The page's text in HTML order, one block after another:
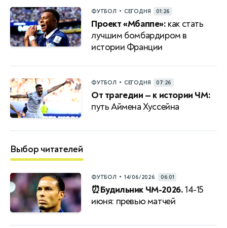
ФУТБОЛ • СЕГОДНЯ 01:26
Проект «Мбаппе»: как стать
лучшим бомбардиром в
истории Франции
ФУТБОЛ • СЕГОДНЯ 07:26
От трагедии — к истории ЧМ:
путь Аймена Хуссейна
Выбор читателей
ФУТБОЛ • 14/06/2026 06:01
⏰Будильник ЧМ-2026.14-15
июня: превью матчей